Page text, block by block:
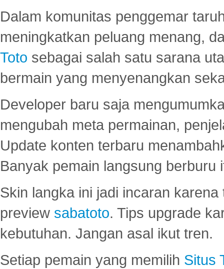
Dalam komunitas penggemar
meningkatkan peluang menang,
Toto sebagai salah satu sarana
bermain yang menyenangkan
Developer baru saja
mengubah meta permainan,
Update konten terbaru
Banyak pemain langsung berburu
Skin langka ini jadi incaran
preview sabatoto. Tips upgrade
kebutuhan. Jangan asal ikut tren.
Setiap pemain yang memilih Situs